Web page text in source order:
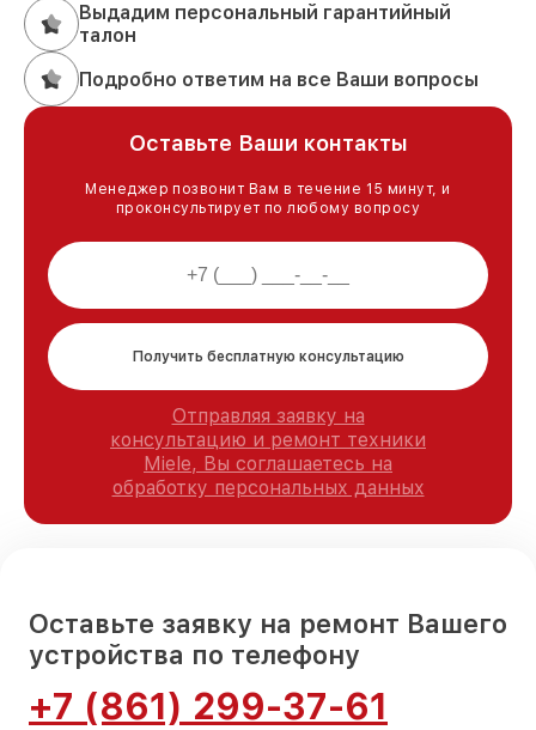
Выдадим персональный гарантийный
талон
Подробно ответим на все Ваши вопросы
Оставьте Ваши контакты
Менеджер позвонит Вам в течение 15 минут, и
проконсультирует по любому вопросу
Получить бесплатную консультацию
Отправляя заявку на
консультацию и ремонт техники
Miele, Вы соглашаетесь на
обработку персональных данных
Оставьте заявку на ремонт Вашего
устройства по телефону
+7 (861) 299-37-61